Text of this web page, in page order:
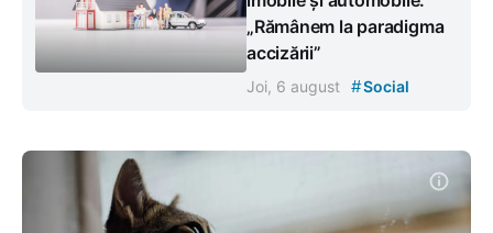
„Rămânem la paradigma
accizării”
Joi, 6 august #Social